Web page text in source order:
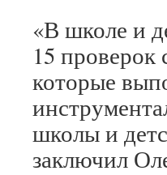
«В школе и
15 проверок
которые
школы и
заключил